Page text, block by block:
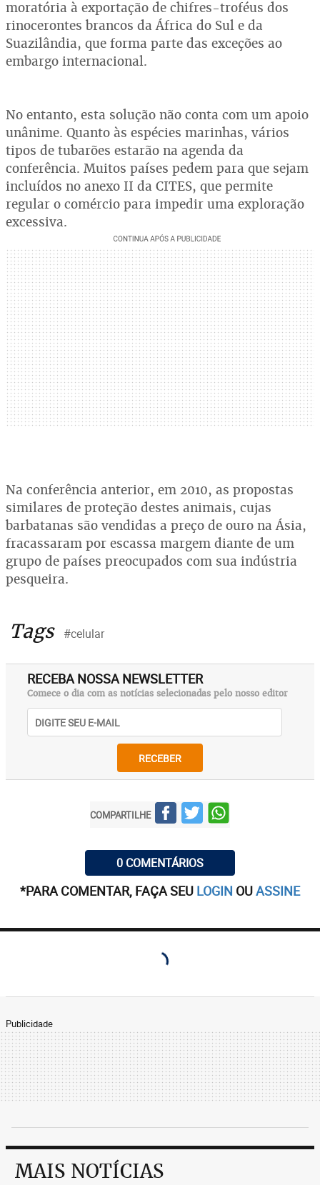
moratória à exportação de chifres-troféus dos
rinocerontes brancos da África do Sul e da
Suazilândia, que forma parte das exceções ao
embargo internacional.
No entanto, esta solução não conta com um apoio
unânime. Quanto às espécies marinhas, vários
tipos de tubarões estarão na agenda da
conferência. Muitos países pedem para que sejam
incluídos no anexo II da CITES, que permite
regular o comércio para impedir uma exploração
excessiva.
Na conferência anterior, em 2010, as propostas
similares de proteção destes animais, cujas
barbatanas são vendidas a preço de ouro na Ásia,
fracassaram por escassa margem diante de um
grupo de países preocupados com sua indústria
pesqueira.
Tags #celular
RECEBA NOSSA NEWSLETTER
Comece o dia com as notícias selecionadas pelo nosso editor
RECEBER
COMPARTILHE
0 COMENTÁRIOS
*PARA COMENTAR, FAÇA SEU LOGIN OUASSINE
Publicidade
MAIS NOTÍCIAS